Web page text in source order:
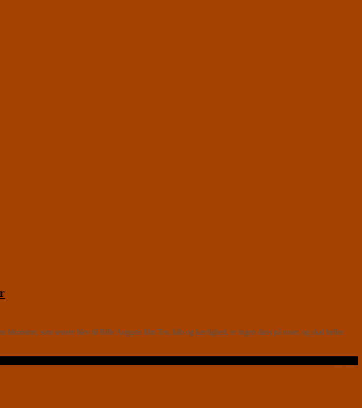
blomstrer, som senere blev til Bille Augusts film Tro, håb og kærlighed, er ingen dans på roser, og skal heller